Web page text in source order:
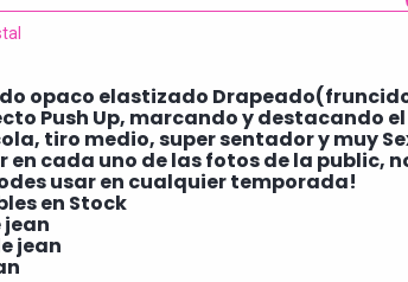
opaco elastizado
Push Up, marcando y destacando
tiro medio, super sentador y muy
en cada uno de las fotos de la public,
usar en cualquier temporada!
en Stock
jean
jean